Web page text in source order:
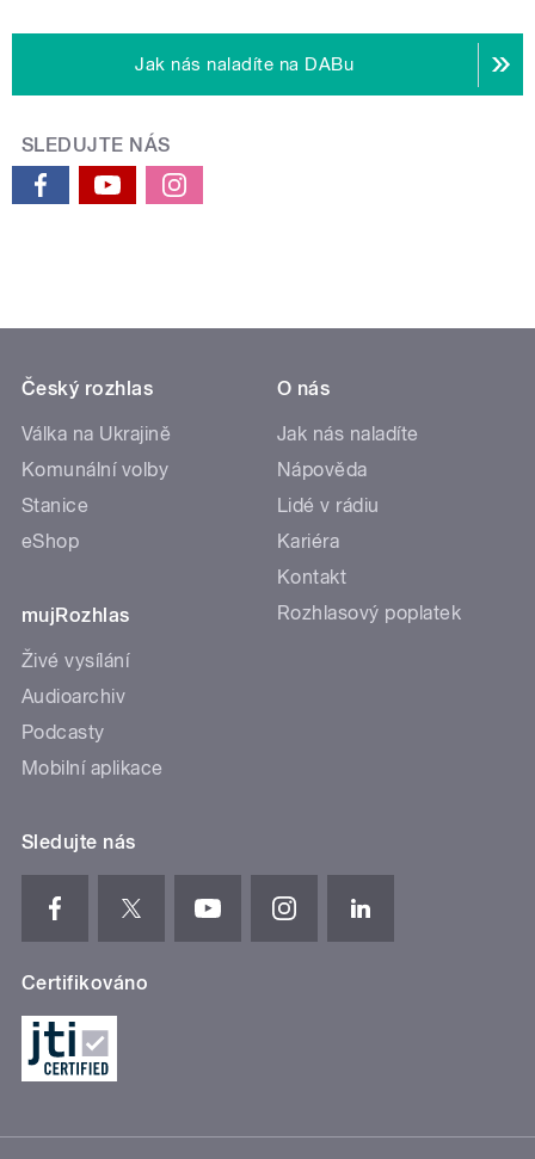
Jak nás naladíte na DABu
SLEDUJTE NÁS
Český rozhlas
Válka na Ukrajině
Komunální volby
Stanice
eShop
mujRozhlas
Živé vysílání
Audioarchiv
Podcasty
Mobilní aplikace
O nás
Jak nás naladíte
Nápověda
Lidé v rádiu
Kariéra
Kontakt
Rozhlasový poplatek
Sledujte nás
Certifikováno